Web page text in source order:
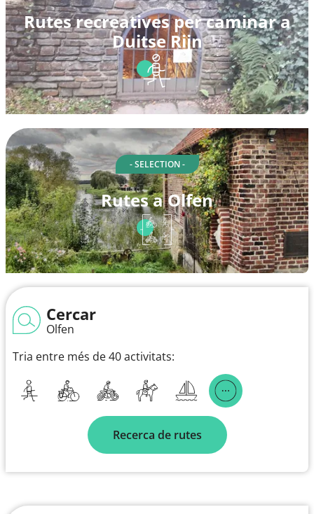
Rutes recreatives per caminar a
Duitse Rijn
- SELECTION -
Rutes a Olfen
Cercar
Olfen
Tria entre més de 40 activitats:
Recerca de rutes